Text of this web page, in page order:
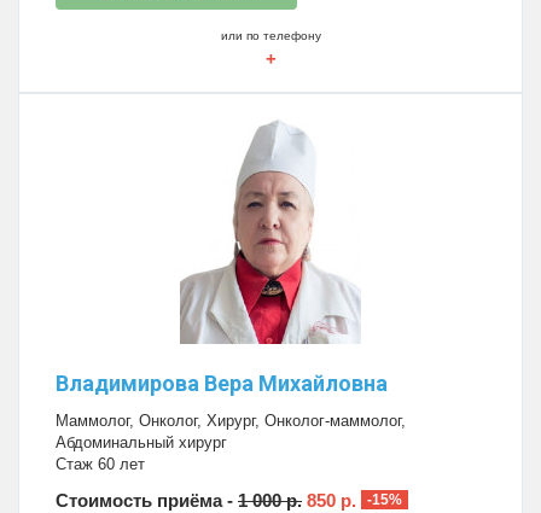
или по телефону
+
Владимирова Вера Михайловна
Маммолог, Онколог, Хирург, Онколог-маммолог,
Абдоминальный хирург
Стаж 60 лет
Стоимость приёма - 1 000 р. 850 р. -15%